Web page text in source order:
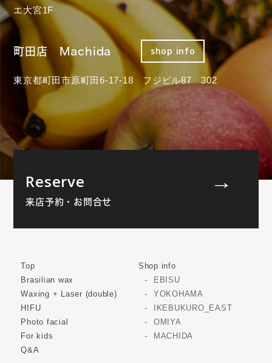
エ大宮1F
町田店 Machida shop info
東京都町田市原町田6-17-18 フジビル87 302
Reserve
来店予約・お問合せ
Top
Brasilian wax
Waxing + Laser (double)
HIFU
Photo facial
For kids
Q&A
Shop info
EBISU
YOKOHAMA
IKEBUKURO_EAST
OMIYA
MACHIDA